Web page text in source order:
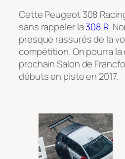
Cette Peugeot 308
sans rappeler la308 R.
presque rassurés de la
compétition. On pourra
prochain Salon de
débuts en piste en 2017.